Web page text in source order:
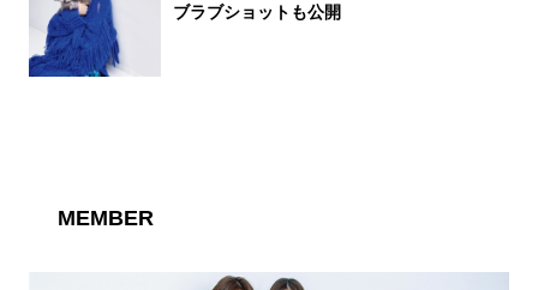
ブラブショットも公開
MEMBER